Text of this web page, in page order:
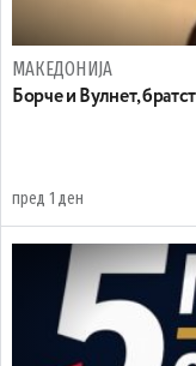
МАКЕДОНИЈА
Борче и Вулнет,
пред 1 ден